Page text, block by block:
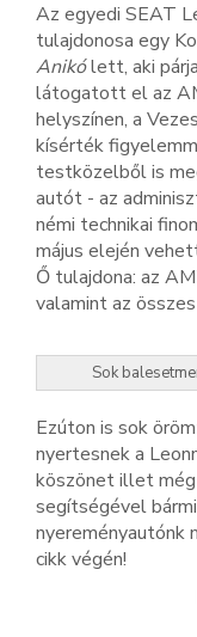
Az egyedi SEAT
tulajdonosa egy
Anikólett, aki
látogatott el az
helyszínen, a
kísérték
testközelből is
autót - az
némi technikai
május elején
Ő tulajdona: az
valamint az
Sok
Ezúton is sok
nyertesnek a
köszönet illet még
segítségével
nyereményautónk
cikk végén!